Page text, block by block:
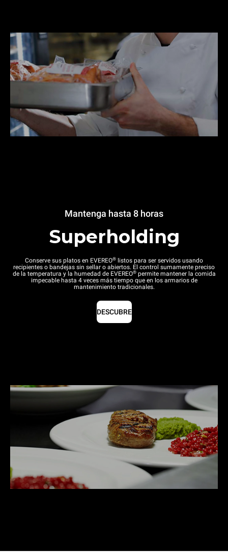
Mantenga hasta 8 horas
Superholding
Conserve sus platos en EVEREO®
listos para ser servidos usando
recipientes o bandejas sin sellar o abiertos. El control sumamente preciso
de la temperatura y la humedad de EVEREO®permite mantener la comida
impecable hasta 4 veces más tiempo que en los armarios de
mantenimiento tradicionales.
DESCUBRE